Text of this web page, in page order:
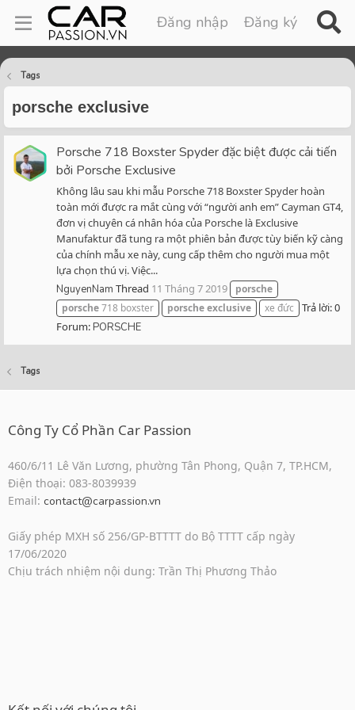
Đăng nhập Đăng ký
Tags
porsche exclusive
Porsche 718 Boxster Spyder đặc biệt được cải tiến
bởi Porsche Exclusive
Không lâu sau khi mẫu Porsche 718 Boxster Spyder hoàn
toàn mới được ra mắt cùng với “người anh em” Cayman GT4,
đơn vị chuyên cá nhân hóa của Porsche là Exclusive
Manufaktur đã tung ra một phiên bản được tùy biến kỹ càng
của chính mẫu xe này, cung cấp thêm cho người mua một
lựa chọn thú vị. Việc...
NguyenNam Thread 11 Tháng 7 2019
porsche
porsche718 boxster porscheexclusive xe đức
Trả lời: 0
Forum:PORSCHE
Tags
Công Ty Cổ Phần Car Passion
460/6/11 Lê Văn Lương, phường Tân Phong, Quận 7, TP.HCM,
Điện thoại: 083-8039939
Email: contact@carpassion.vn
Giấy phép MXH số 256/GP-BTTTT do Bộ TTTT cấp ngày
17/06/2020
Chịu trách nhiệm nội dung: Trần Thị Phương Thảo